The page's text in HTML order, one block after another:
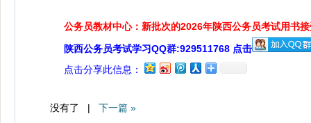
公务员教材中心：新批次的2026年陕西公务员考试用书
陕西公务员考试学习QQ群:929511768 点击
点击分享此信息：
没有了 | 下一篇 »